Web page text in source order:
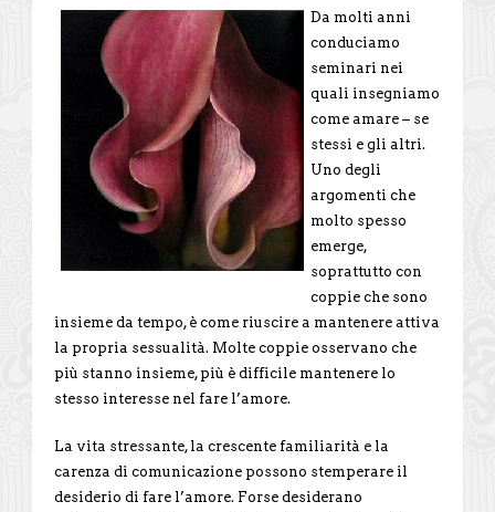
Da molti anni
conduciamo
seminari nei
quali insegniamo
come amare – se
stessi e gli altri.
Uno degli
argomenti che
molto spesso
emerge,
soprattutto con
coppie che sono
insieme da tempo, è come riuscire a mantenere attiva
la propria sessualità. Molte coppie osservano che
più stanno insieme, più è difficile mantenere lo
stesso interesse nel fare l’amore.
La vita stressante, la crescente familiarità e la
carenza di comunicazione possono stemperare il
desiderio di fare l’amore. Forse desiderano